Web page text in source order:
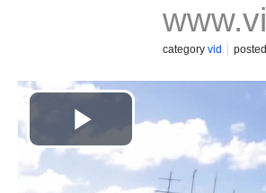
category vid